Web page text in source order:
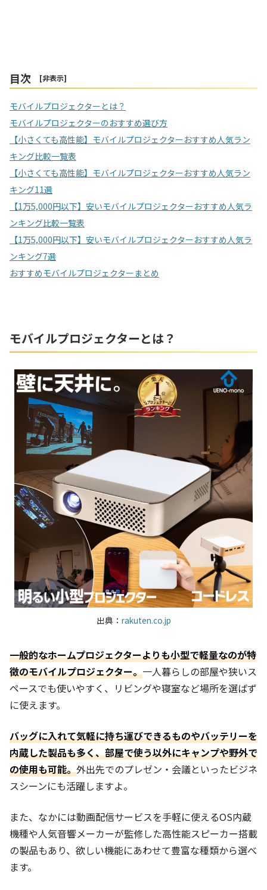
目次 [非表示]
モバイルプロジェクターとは？
モバイルプロジェクターのおすすめ選び方
【小さくても高性能】モバイルプロジェクターおすすめ人気ラン
キング比較一覧表
【小さくても高性能】モバイルプロジェクターおすすめ人気ラン
キング11選
【1万5,000円以下】安いモバイルプロジェクターおすすめ人気ラ
ンキング比較一覧表
【1万5,000円以下】安いモバイルプロジェクターおすすめ人気ラ
ンキング7選
おすすめモバイルプロジェクターまとめ
モバイルプロジェクターとは？
出典： rakuten.co.jp
一般的なホームプロジェクターよりも小型で軽量なのが特
徴のモバイルプロジェクター。一人暮らしの部屋や狭いス
ペースでも使いやすく、リビングや寝室など場所を選ばず
に使えます。
バッグに入れて気軽に持ち運びできるものやバッテリーを
内蔵した製品も多く、部屋で使う以外にキャンプや野外で
の使用も可能。外出先でのプレゼン・会議といったビジネ
スシーンにも活躍しますよ。
また、なかには動画配信サービスを手軽に使えるOS内蔵
機種や人気音響メーカーが監修した高性能スピーカー搭載
の製品もあり、欲しい機能にあわせて豊富な種類から選べ
ます。